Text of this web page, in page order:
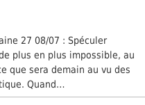
27 08/07 : Spéculer
plus en plus impossible, au
que sera demain au vu des
Quand…